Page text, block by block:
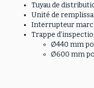
Tuyau de
Unité de
Interrupteur
Trappe
Ø440 mm
Ø600 mm